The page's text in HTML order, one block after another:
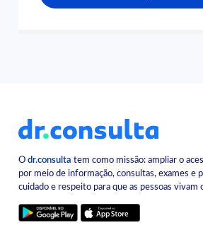
Odr.consulta tem como missão: ampliar o
por meio de informação, consultas, exames e
cuidado e respeito para que as pessoas vivam